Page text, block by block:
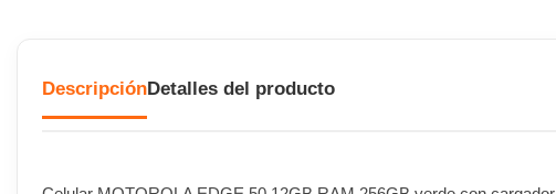
DescripciónDetalles del producto